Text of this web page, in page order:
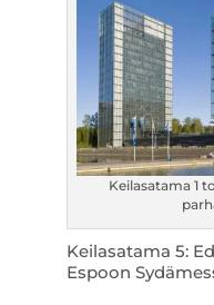
Keilasatama 1
Keilasatama 5:
Espoon